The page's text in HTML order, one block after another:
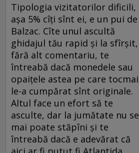
Tipologia vizitatorilor dificili,
așa 5% cîți sînt ei, e un pui de
Balzac. Cîte unul ascultă
ghidajul tău rapid și la sfîrșit,
fără alt comentariu, te
întreabă dacă monedele sau
opaițele astea pe care tocmai
le-a cumpărat sînt originale.
Altul face un efort să te
asculte, dar la jumătate nu se
mai poate stăpîni și te
întreabă dacă e adevărat că